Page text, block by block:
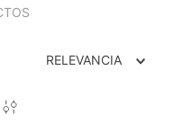
RELEVANCIA